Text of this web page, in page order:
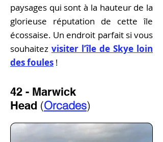
paysages qui sont à la hauteur de la
glorieuse réputation de cette île
écossaise. Un endroit parfait si vous
souhaitez visiter l’île de Skye loin
des foules !
42 - Marwick
Head (Orcades)